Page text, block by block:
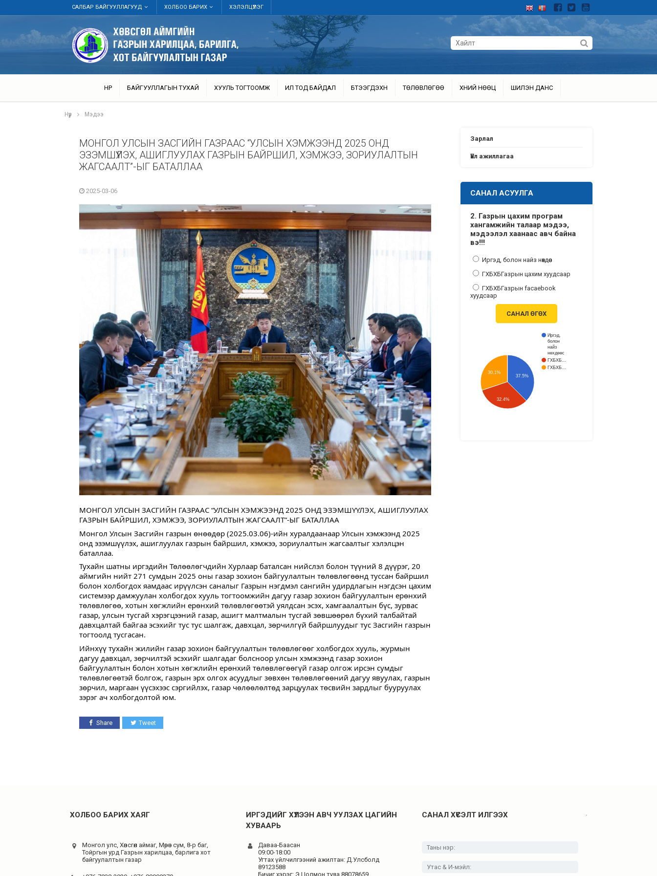
САЛБАР БАЙГУУЛЛАГУУД ХОЛБОО БАРИХ ХЭЛЭЛЦҮҮЛЭГ
НҮҮР БАЙГУУЛЛАГЫН ТУХАЙ ХУУЛЬ ТОГТООМЖ ИЛ ТОД БАЙДАЛ БҮТЭЭГДЭХҮҮН ТӨЛӨВЛӨГӨӨ ХҮНИЙ НӨӨЦ ШИЛЭН ДАНС
Нүүр Мэдээ
МОНГОЛ УЛСЫН ЗАСГИЙН ГАЗРААС “УЛСЫН ХЭМЖЭЭНД 2025 ОНД
ЭЗЭМШҮҮЛЭХ, АШИГЛУУЛАХ ГАЗРЫН БАЙРШИЛ, ХЭМЖЭЭ, ЗОРИУЛАЛТЫН
ЖАГСААЛТ”-ЫГ БАТАЛЛАА
2025-03-06
МОНГОЛ УЛСЫН ЗАСГИЙН ГАЗРААС “УЛСЫН ХЭМЖЭЭНД 2025 ОНД ЭЗЭМШҮҮЛЭХ, АШИГЛУУЛАХ
ГАЗРЫН БАЙРШИЛ, ХЭМЖЭЭ, ЗОРИУЛАЛТЫН ЖАГСААЛТ”-ЫГ БАТАЛЛАА
Монгол Улсын Засгийн газрын өнөөдөр (2025.03.06)-ийн хуралдаанаар Улсын хэмжээнд 2025
онд эзэмшүүлэх, ашиглуулах газрын байршил, хэмжээ, зориулалтын жагсаалтыг хэлэлцэн
баталлаа.
Тухайн шатны иргэдийн Төлөөлөгчдийн Хурлаар баталсан нийслэл болон түүний 8 дүүрэг, 20
аймгийн нийт 271 сумдын 2025 оны газар зохион байгуулалтын төлөвлөгөөнд туссан байршил
болон холбогдох яамдаас ирүүлсэн саналыг Газрын нэгдмэл сангийн удирдлагын нэгдсэн цахим
системээр дамжуулан холбогдох хууль тогтоомжийн дагуу газар зохион байгуулалтын ерөнхий
төлөвлөгөө, хотын хөгжлийн ерөнхий төлөвлөгөөтэй уялдсан эсэх, хамгаалалтын бүс, зурвас
газар, улсын тусгай хэрэгцээний газар, ашигт малтмалын тусгай зөвшөөрөл бүхий талбайтай
давхцалтай байгаа эсэхийг тус тус шалгаж, давхцал, зөрчилгүй байршлуудыг тус Засгийн газрын
тогтоолд тусгасан.
Ийнхүү тухайн жилийн газар зохион байгуулалтын төлөвлөгөөг холбогдох хууль, журмын
дагуу давхцал, зөрчилтэй эсэхийг шалгадаг болсноор улсын хэмжээнд газар зохион
байгуулалтын болон хотын хөгжлийн ерөнхий төлөвлөгөөгүй газар олгож ирсэн сумдыг
төлөвлөгөөтэй болгож, газрын эрх олгох асуудлыг зөвхөн төлөвлөгөөний дагуу явуулах, газрын
зөрчил, маргаан үүсэхээс сэргийлэх, газар чөлөөлөлтөд зарцуулах төсвийн зардлыг бууруулах
зэрэг ач холбогдолтой юм.
Share Tweet
Зарлал
Үйл ажиллагаа
САНАЛ АСУУЛГА
2. Газрын цахим програм
хангамжийн талаар мэдээ,
мэдээлэл хаанаас авч байна
вэ!!!
Иргэд, болон найз нөхдөөс
ГХБХБГазрын цахим хуудсаар
ГХБХБГазрын facaebook
хуудсаар
САНАЛ ӨГӨХ
Иргэд,
болон
найз
нөхдөөс
ГХБХБ…
ГХБХБ…
37.5%
30.1%
32.4%
ХОЛБОО БАРИХ ХАЯГ
Монгол улс, Хөвсгөл аймаг, Мөрөн сум, 8-р баг,
Тойргын урд Газрын харилцаа, барлига хот
байгуулалтын газар
ИРГЭДИЙГ ХҮЛЭЭН АВЧ УУЛЗАХ ЦАГИЙН
ХУВААРЬ
Даваа-Баасан
09:00-18:00
Угтах үйлчилгээний ажилтан: Д.Улсболд
89123588
Бичиг хэрэг: Э.Цолмон туяа 88078659
САНАЛ ХҮСЭЛТ ИЛГЭЭХ